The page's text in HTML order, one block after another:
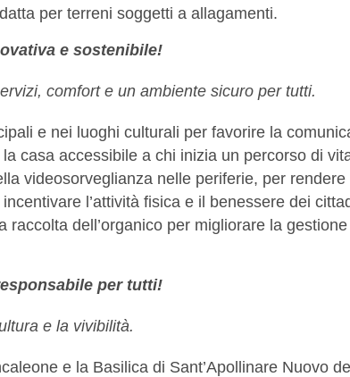
per terreni soggetti a allagamenti.
e sostenibile!
comfort e un ambiente sicuro per tutti.
e nei luoghi culturali per favorire la
casa accessibile a chi inizia un percorso di
videosorveglianza nelle periferie, per
l’attività fisica e il benessere dei
dell’organico per migliorare la
per tutti!
e la vivibilità.
e la Basilica di Sant’Apollinare Nuovo